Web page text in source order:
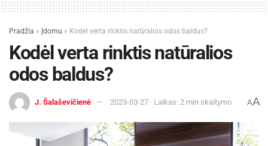
Pradžia » Įdomu » Kodėl verta rinktis natūralios odos baldus?
Kodėl verta rinktis natūralios
odos baldus?
J. Šalaševičienė 2023-03-27 Laikas: 2 min skaitymo AA